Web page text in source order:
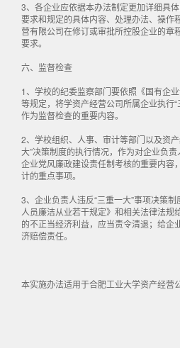
3、各企业应依据本办法制定更加详细具
要求和规定的具体内容、处理办法、操作
营有限公司在修订或审批所控股企业的章
要求。
六、监督检查
1、学校的纪委监察部门要依照《国有企
等规定，将学资产经营公司所属企业执行
作为监督检查的重要内容。
2、学校组织、人事、审计等部门以及资
大”决策制度的执行情况，作为对企业负
企业党风廉政建设责任制考核的重要内容
计的重点事项。
3、企业负责人违反“三重一大”事项决策
人员廉洁从业若干规定》和相关法律法规
的不正当经济利益，应当责令清退；给企
济赔偿责任。
本实施办法适用于合肥工业大学资产经营